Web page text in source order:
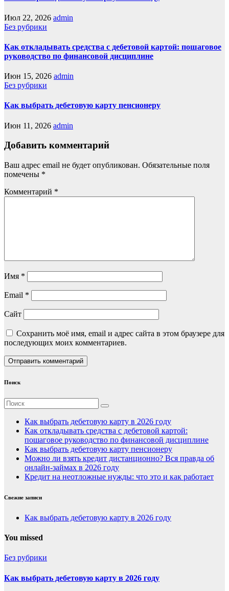
Июл 22, 2026 admin
Без рубрики
Как откладывать средства с дебетовой картой: пошаговое
руководство по финансовой дисциплине
Июн 15, 2026 admin
Без рубрики
Как выбрать дебетовую карту пенсионеру
Июн 11, 2026 admin
Добавить комментарий
Ваш адрес email не будет опубликован. Обязательные поля
помечены *
Комментарий *
Имя *
Email *
Сайт
Сохранить моё имя, email и адрес сайта в этом браузере для
последующих моих комментариев.
Поиск
Как выбрать дебетовую карту в 2026 году
Как откладывать средства с дебетовой картой:
пошаговое руководство по финансовой дисциплине
Как выбрать дебетовую карту пенсионеру
Можно ли взять кредит дистанционно? Вся правда об
онлайн-займах в 2026 году
Кредит на неотложные нужды: что это и как работает
Свежие записи
Как выбрать дебетовую карту в 2026 году
You missed
Без рубрики
Как выбрать дебетовую карту в 2026 году